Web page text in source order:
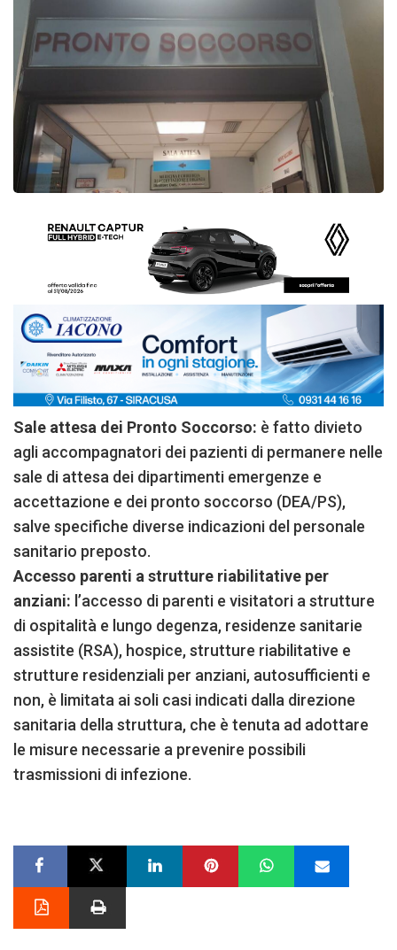
Sale attesa dei Pronto Soccorso: è fatto divieto
agli accompagnatori dei pazienti di permanere nelle
sale di attesa dei dipartimenti emergenze e
accettazione e dei pronto soccorso (DEA/PS),
salve specifiche diverse indicazioni del personale
sanitario preposto.
Accesso parenti a strutture riabilitative per
anziani: l’accesso di parenti e visitatori a strutture
di ospitalità e lungo degenza, residenze sanitarie
assistite (RSA), hospice, strutture riabilitative e
strutture residenziali per anziani, autosufficienti e
non, è limitata ai soli casi indicati dalla direzione
sanitaria della struttura, che è tenuta ad adottare
le misure necessarie a prevenire possibili
trasmissioni di infezione.